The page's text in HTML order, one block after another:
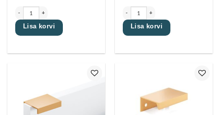
Lisa korvi Lisa korvi
lemmikutesse